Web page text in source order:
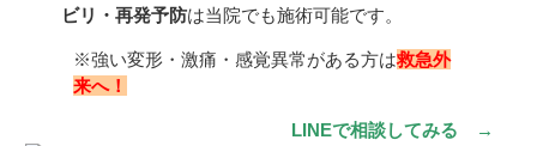
ビリ・再発予防は当院でも施術可能です。
※強い変形・激痛・感覚異常がある方は救急外
来へ！
LINEで相談してみる →